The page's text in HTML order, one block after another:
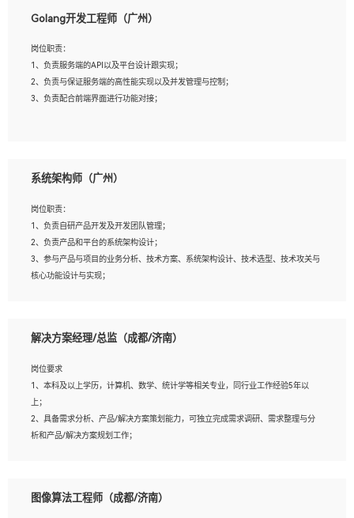
2、熟悉PostgreSQL、redis、MongoDB、ElasticSearch等开源数据库运维管理，拥
3、熟悉Oracle、MySQL、SQLServer中一种或多种优先。
4、熟悉Hadoop、HBASE、Spark等大数据平台优先。
5、熟悉linux或任意一种unix操作系统，如有较强操作系统侧工作经验者优先。
6、具备丰富的项目实施经验，较强的自我学习能力。
Golang开发工程师（广州）
岗位职责：
1、负责服务端的API以及平台设计跟实现；
2、负责与保证服务端的高性能实现以及并发管理与控制；
3、负责配合前端界面进行功能对接；
2、1年以上Golang开发工作经验，能独立完成相应项目开发；
与实现，熟悉常用开源框架及设计模式；
4、熟悉Golang、连接池、消息队列等组件使用、熟悉后端开发、测试、调试流程跟
工具使用；
5、对技术有激情，喜欢钻研，能快速接受和掌握新技术，学习能力和工作责任心
强，良好的沟通表达能力和团队协作能力。
系统架构师（广州）
岗位职责：
1、负责自研产品开发及开发团队管理；
2、负责产品和平台的系统架构设计；
3、参与产品与项目的业务分析、技术方案、系统架构设计、技术选型、技术攻关与
核心功能设计与实现；
岗位要求：
1、全日制统招本科及以上学历，计算机相关专业毕业，5年以上开发工作经验；
2、具有扎实的java编程功底和良好的编码习惯，有分布式、多线程及高并发系统开
发经验和性能调优经验尤佳；熟悉JVM调优；掌握基础中间件、基础架构方案和云
平台、云产品功能特性，熟练使用相关平台的功能和了解其背后实现机制；
研发管理流程建设经验；
解决方案经理/总监（成都/济南）
岗位要求
1、本科及以上学历，计算机、数学、统计学等相关专业，同行业工作经验5年以
上；
2、具备需求分析、产品/解决方案策划能力，可独立完成需求调研、需求整理与分
析和产品/解决方案规划工作；
出相关的解决方案，包括视频分析、图像识别、NLP、OCR、机器学习等；
图像算法工程师（成都/济南）